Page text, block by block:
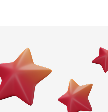
Noćni klub
Wine bar
Restoran